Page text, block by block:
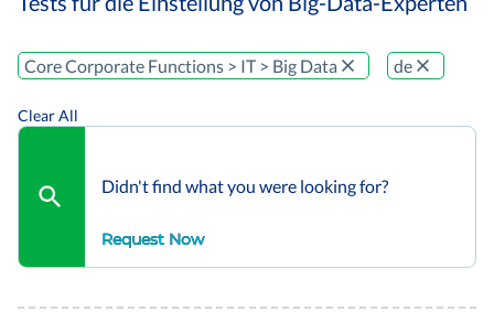
Core Corporate Functions > IT > Big Data de
Clear All
Didn't find what you were looking for?
Request Now